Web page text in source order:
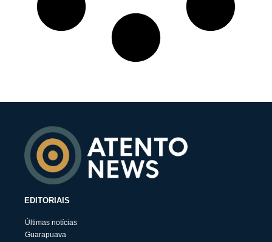
EDITORIAIS
Últimas notícias
Guarapuava